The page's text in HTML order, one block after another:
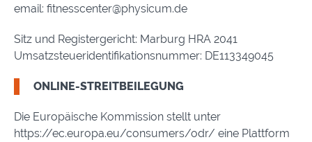
email: fitnesscenter@physicum.de
Sitz und Registergericht: Marburg HRA 2041
Umsatzsteueridentifikationsnummer: DE113349045
ONLINE-STREITBEILEGUNG
Die Europäische Kommission stellt unter
https://ec.europa.eu/consumers/odr/ eine Plattform